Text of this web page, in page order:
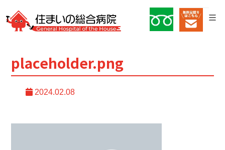
placeholder.png
2024.02.08